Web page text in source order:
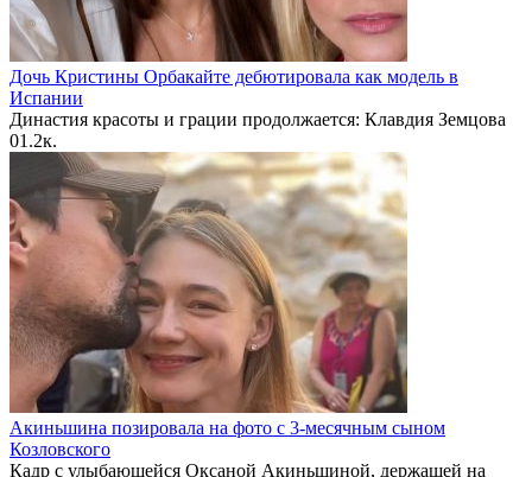
Дочь Кристины Орбакайте дебютировала как модель в
Испании
Династия красоты и грации продолжается: Клавдия Земцова
01.2к.
Акиньшина позировала на фото с 3-месячным сыном
Козловского
Кадр с улыбающейся Оксаной Акиньшиной, держащей на